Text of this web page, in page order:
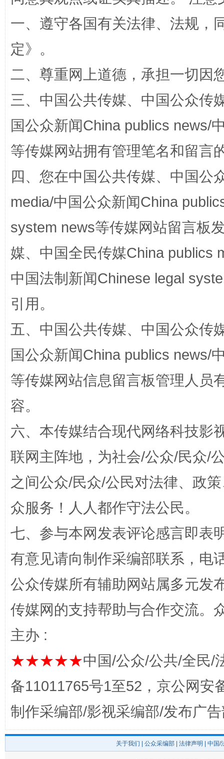
“蜀中异人”王建安的艺术幻境
东山县通报“牛蛙产品抗生素超标问题”
千年窑火 生生不息
一、遵守各国有关法律、法规，
定》。
二、尊重网上道德，承担一切因
三、中国公共传媒、中国公众传
国公众新闻China publics news/
等传媒网站拥有管理笔名和留言
四、您在中国公共传媒、中国公
media/中国公众新闻China
system news等传媒网站留言板
媒、中国全民传媒China publics
中国法制新闻Chinese legal
引用。
五、中国公共传媒、中国公众传
国公众新闻China publics news/
等传媒网站信息留言板管理人员
容。
六、本传媒结合现代网络科技影
联网主阵地，为社会/公众/民众/
之间公众/民众/公民对法律、政
众服务！人人都作守法公民。
七、参与本网发表评论感言即表
有意见请向制作采编部联系，电
公众传媒所有辅助网站属多元发
传媒网的支持帮助与合作交流。
主办 :
★★★★★中国/公众/公共/全民/
备11011765号1至52，京公网安
制作采编部/影视采编部/发布广
关于我们 公众采编部 法律声明 | 中国